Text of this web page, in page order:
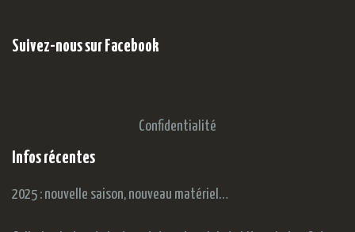
Suivez-nous sur Facebook
Confidentialité
Infos récentes
2025 : nouvelle saison, nouveau matériel…